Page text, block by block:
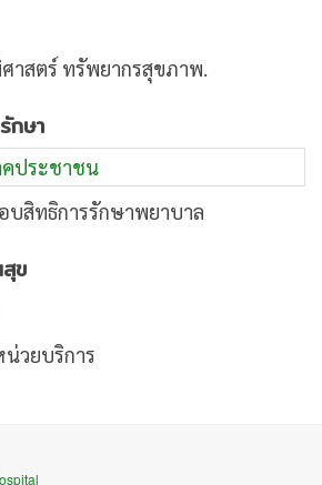
าสตร์ ทรัพยากรสุขภาพ.
กษา
บสิทธิการรักษาพยาบาล
ข
วยบริการ